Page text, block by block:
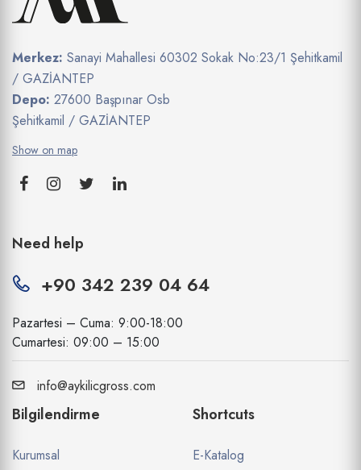
Merkez: Sanayi Mahallesi 60302 Sokak No:23/1 Şehitkamil
/ GAZİANTEP
Depo: 27600 Başpınar Osb
Şehitkamil / GAZİANTEP
Show on map
Need help
+90 342 239 04 64
Pazartesi – Cuma: 9:00-18:00
Cumartesi: 09:00 – 15:00
info@aykilicgross.com
Bilgilendirme
Kurumsal
Shortcuts
E-Katalog